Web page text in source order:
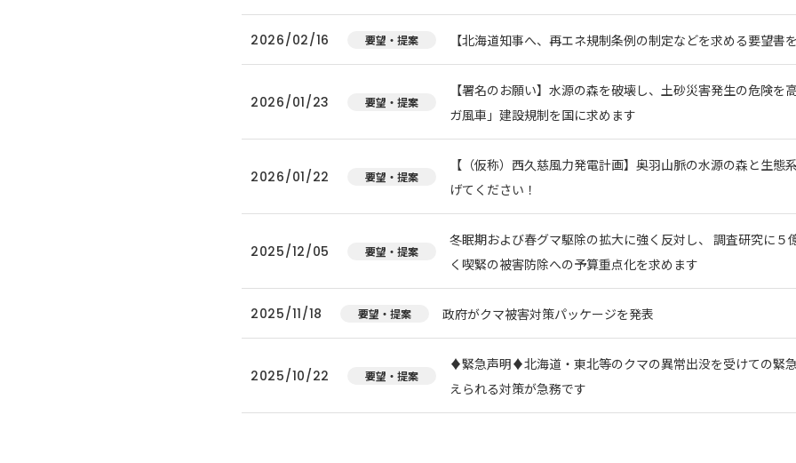
2026/02/16 要望・提案 【北海道知事へ、再エネ規制条例の制定などを求める要望書
2026/01/23 要望・提案
【署名のお願い】水源の森を破壊し、土砂災害発生の危険を
ガ風車」建設規制を国に求めます
2026/01/22 要望・提案
【（仮称）西久慈風力発電計画】奥羽山脈の水源の森と生態
げてください！
2025/12/05 要望・提案
冬眠期および春グマ駆除の拡大に強く反対し、 調査研究に５
く喫緊の被害防除への予算重点化を求めます
2025/11/18 要望・提案 政府がクマ被害対策パッケージを発表
2025/10/22 要望・提案
♦️緊急声明♦️北海道・東北等のクマの異常出没を受けての緊
えられる対策が急務です